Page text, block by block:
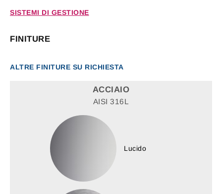
SISTEMI DI GESTIONE
FINITURE
ALTRE FINITURE SU RICHIESTA
ACCIAIO
AISI 316L
Lucido